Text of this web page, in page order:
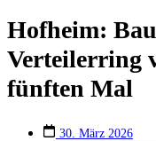
Hofheim:
Verteilerring
fünften Mal
30. März 2026